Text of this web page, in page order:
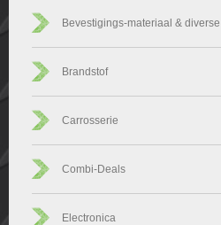
Bevestigings-materiaal & diverse
Brandstof
Carrosserie
Combi-Deals
Electronica